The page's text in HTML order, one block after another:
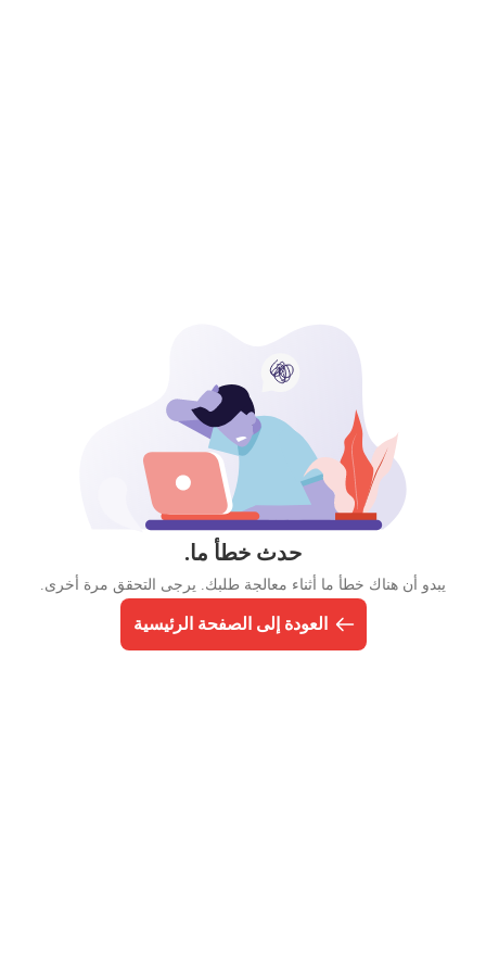
حدث خطأ ما.
يبدو أن هناك خطأ ما أثناء معالجة طلبك. يرجى التحقق مرة أخرى.
العودة إلى الصفحة الرئيسية